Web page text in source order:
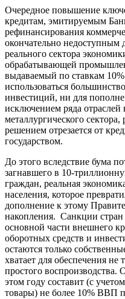
Очередное повышение
кредитам, эмитируемым
рефинансирования
окончательно недоступным
реального сектора
обрабатывающей
выдаваемый по ставкам
использоваться
инвестиций, ни для
исключением ряда отраслей
металлургического
решением отрезается от
государством.
До этого вследствие бума
загнавшего в 10-
граждан, реальная
населения, которое
дополнение к этому
накопления. Санкции
основной части внешнего
оборотных средств и
остаются только
хватает для обеспечения
простого
этом году составит (с
товары) не более 10% ВВП